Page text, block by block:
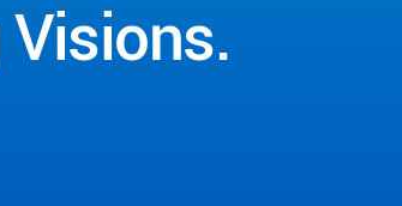
Visions.